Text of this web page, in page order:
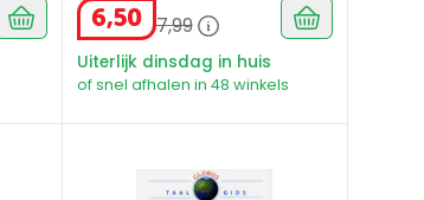
6,50 7,99
Uiterlijk dinsdag in huis
of snel afhalen in 48 winkels